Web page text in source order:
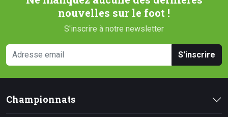
nouvelles sur le foot !
S'inscrire à notre newsletter
S'inscrire
Championnats